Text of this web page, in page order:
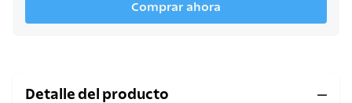
Comprar ahora
Detalle del producto